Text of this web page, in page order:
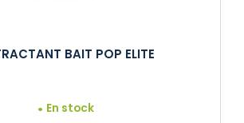
BAIT POP ELITE
En stock